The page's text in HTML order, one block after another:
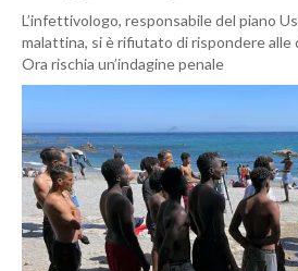
L’infettivologo, responsabile del piano
malattina, si è rifiutato di rispondere alle
Ora rischia un’indagine penale